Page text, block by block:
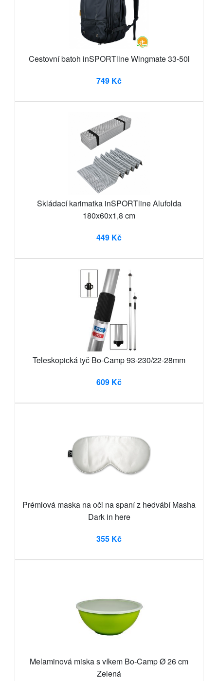
Cestovní batoh inSPORTline Wingmate 33-50l
749 Kč
Skládací karimatka inSPORTline Alufolda
180x60x1,8 cm
449 Kč
Teleskopická tyč Bo-Camp 93-230/22-28mm
609 Kč
Prémiová maska na oči na spaní z hedvábí Masha
Dark in here
355 Kč
Melaminová miska s víkem Bo-Camp Ø 26 cm
Zelená